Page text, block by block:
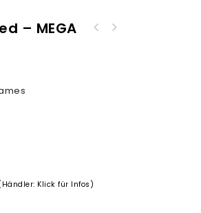
– MEGA
Klick für Infos)